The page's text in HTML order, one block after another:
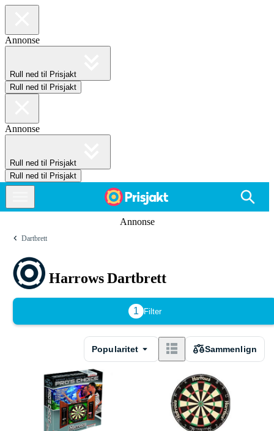
Annonse
Rull ned til Prisjakt
Rull ned til Prisjakt
Annonse
Rull ned til Prisjakt
Rull ned til Prisjakt
Annonse
Dartbrett
Harrows Dartbrett
1 Filter
Popularitet Sammenlign